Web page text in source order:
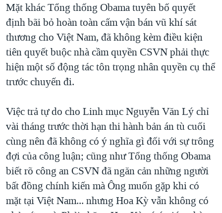
Mặt khác Tổng thống Obama tuyên bố quyết
định bãi bỏ hoàn toàn cấm vận bán vũ khí sát
thương cho Việt Nam, đã không kèm điều kiện
tiên quyết buộc nhà cầm quyền CSVN phải thực
hiện một số động tác tôn trọng nhân quyền cụ thể
trước chuyến đi.
Việc trả tự do cho Linh mục Nguyễn Văn Lý chỉ
vài tháng trước thời hạn thi hành bản án tù cuối
cùng nên đã không có ý nghĩa gì đối với sự trông
đợi của công luận; cũng như Tổng thống Obama
biết rõ công an CSVN đã ngăn cản những người
bất đồng chính kiến mà Ông muốn gặp khi có
mặt tại Việt Nam... nhưng Hoa Kỳ vẫn không có